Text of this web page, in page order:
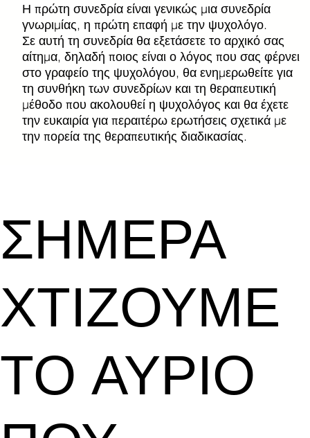
Η πρώτη συνεδρία είναι γενικώς μια συνεδρία
γνωριμίας, η πρώτη επαφή με την ψυχολόγο.
Σε αυτή τη συνεδρία θα εξετάσετε το αρχικό σας
αίτημα, δηλαδή ποιος είναι ο λόγος που σας φέρνει
στο γραφείο της ψυχολόγου, θα ενημερωθείτε για
τη συνθήκη των συνεδρίων και τη θεραπευτική
μέθοδο που ακολουθεί η ψυχολόγος και θα έχετε
την ευκαιρία για περαιτέρω ερωτήσεις σχετικά με
την πορεία της θεραπευτικής διαδικασίας.
ΣΗΜΕΡΑ
ΧΤΙΖΟΥΜΕ
ΤΟ ΑΥΡΙΟ